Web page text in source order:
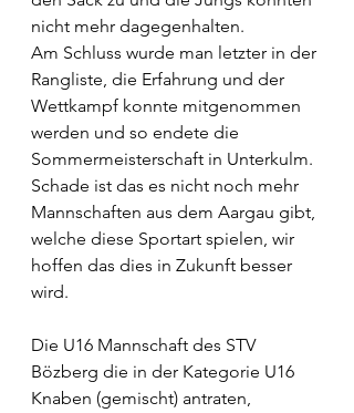
nicht mehr dagegenhalten.
Am Schluss wurde man letzter in der
Rangliste, die Erfahrung und der
Wettkampf konnte mitgenommen
werden und so endete die
Sommermeisterschaft in Unterkulm.
Schade ist das es nicht noch mehr
Mannschaften aus dem Aargau gibt,
welche diese Sportart spielen, wir
hoffen das dies in Zukunft besser
wird.
Die U16 Mannschaft des STV
Bözberg die in der Kategorie U16
Knaben (gemischt) antraten,